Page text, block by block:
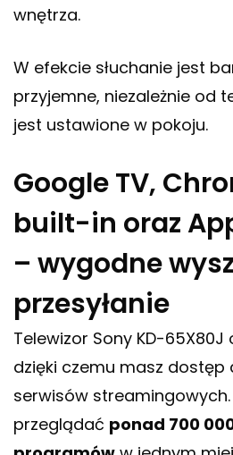
wnętrza.
W efekcie słuchanie jest
przyjemne, niezależnie od
jest ustawione w pokoju.
Google TV,
built-in oraz
– wygodne
przesyłanie
Telewizor Sony KD-65X80J
dzięki czemu masz dostęp
serwisów
przeglądać ponad 700